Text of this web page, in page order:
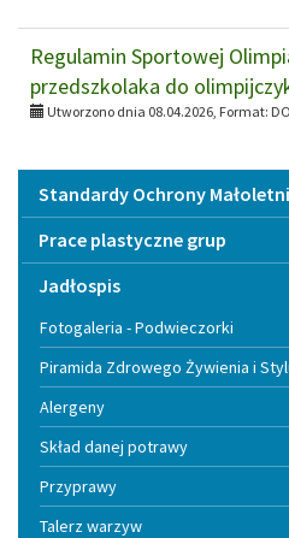
Regulamin Sportowej
przedszkolaka do
Utworzono dnia 08.04.2026, Format:
Menu
Standardy Ochrony
Prace plastyczne grup
Jadłospis
Fotogaleria - Podwieczorki
Piramida Zdrowego Żywienia i
Alergeny
Skład danej potrawy
Przyprawy
Talerz warzyw